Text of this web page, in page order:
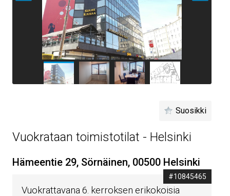
Suosikki
Vuokrataan toimistotilat - Helsinki
Hämeentie 29, Sörnäinen, 00500 Helsinki
#10845465
Vuokrattavana 6. kerroksen erikokoisia